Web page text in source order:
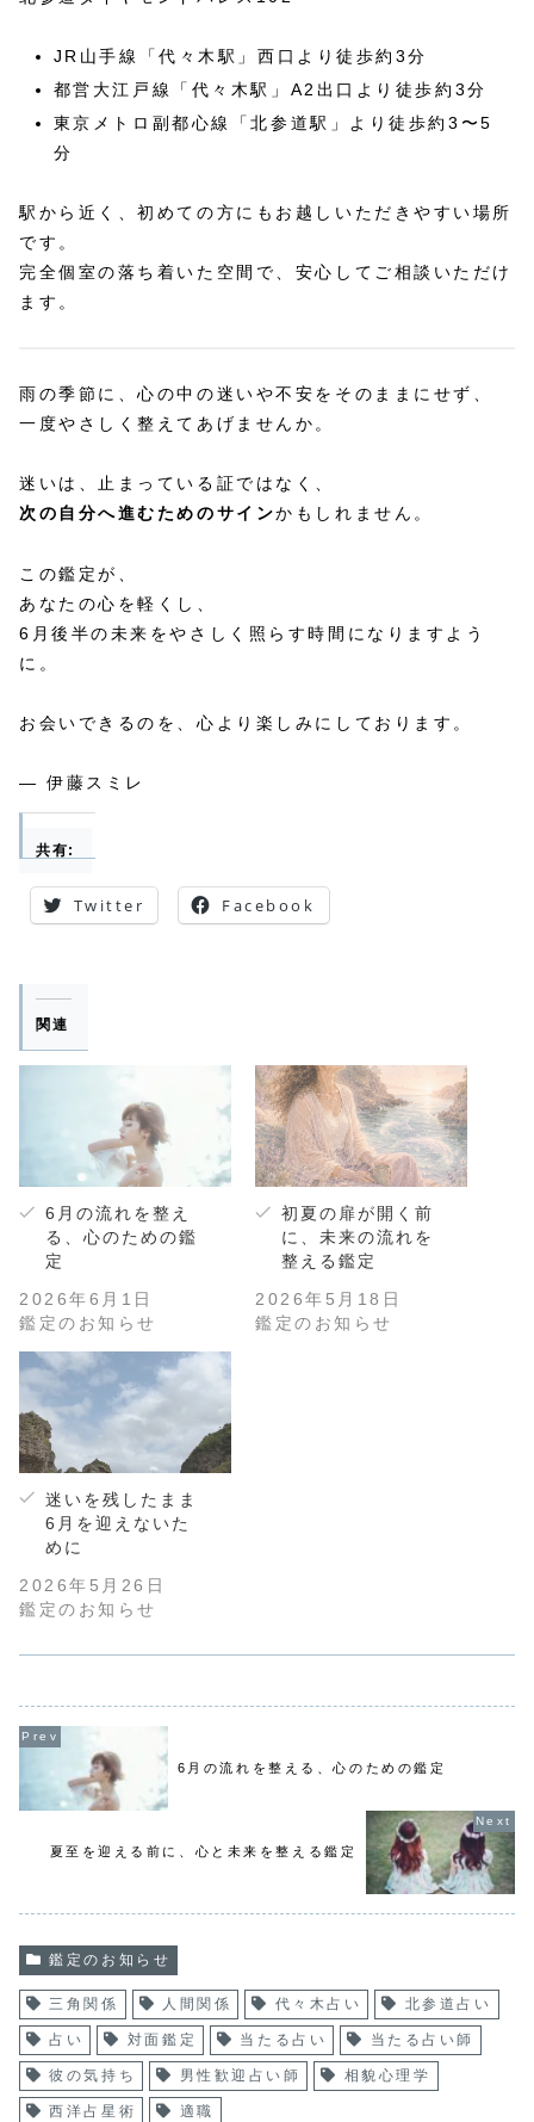
JR山手線「代々木駅」西口より徒歩約3分
都営大江戸線「代々木駅」A2出口より徒歩約3分
東京メトロ副都心線「北参道駅」より徒歩約3〜5
分
駅から近く、初めての方にもお越しいただきやすい場所
です。
完全個室の落ち着いた空間で、安心してご相談いただけ
ます。
雨の季節に、心の中の迷いや不安をそのままにせず、
一度やさしく整えてあげませんか。
迷いは、止まっている証ではなく、
次の自分へ進むためのサインかもしれません。
この鑑定が、
あなたの心を軽くし、
6月後半の未来をやさしく照らす時間になりますよう
に。
お会いできるのを、心より楽しみにしております。
— 伊藤スミレ
共有:
Twitter Facebook
関連
6月の流れを整え
る、心のための鑑
定
2026年6月1日
鑑定のお知らせ
初夏の扉が開く前
に、未来の流れを
整える鑑定
2026年5月18日
鑑定のお知らせ
迷いを残したまま
6月を迎えないた
めに
2026年5月26日
鑑定のお知らせ
6月の流れを整える、心のための鑑定
夏至を迎える前に、心と未来を整える鑑定
鑑定のお知らせ
三角関係 人間関係 代々木占い 北参道占い
占い 対面鑑定 当たる占い 当たる占い師
彼の気持ち 男性歓迎占い師 相貌心理学
西洋占星術 適職